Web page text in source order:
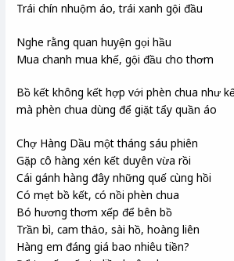
Trái chín nhuộm áo, trái xanh gội đầu
Nghe rằng quan huyện gọi hầu
Mua chanh mua khế, gội đầu cho thơm
Bồ kết không kết hợp với phèn chua như
mà phèn chua dùng để giặt tẩy quần áo
Chợ Hàng Dầu một tháng sáu phiên
Gặp cô hàng xén kết duyên vừa rồi
Cái gánh hàng đây những quế cùng hồi
Có mẹt bồ kết, có nồi phèn chua
Bó hương thơm xếp để bên bồ
Trần bì, cam thảo, sài hồ, hoàng liên
Hàng em đáng giá bao nhiêu tiền?